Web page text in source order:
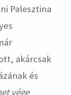
Palesztina
akárcsak
és
vége